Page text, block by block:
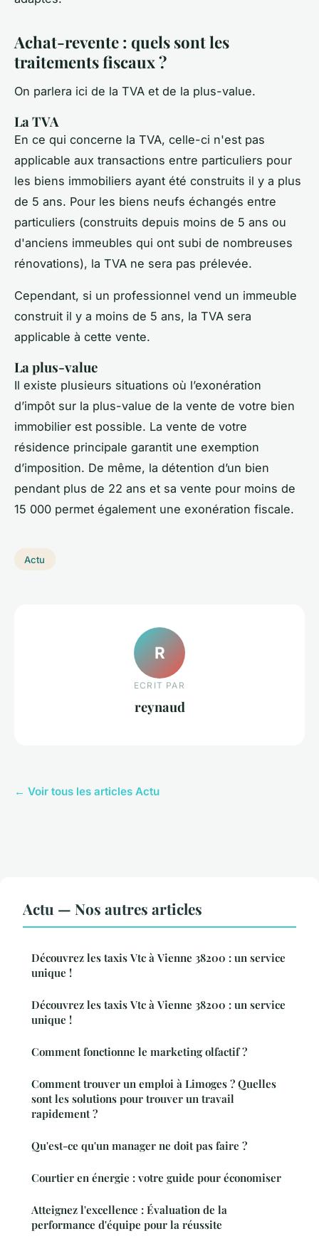
Achat-revente : quels sont les
traitements fiscaux ?
On parlera ici de la TVA et de la plus-value.
La TVA
En ce qui concerne la TVA, celle-ci n'est pas
applicable aux transactions entre particuliers pour
les biens immobiliers ayant été construits il y a plus
de 5 ans. Pour les biens neufs échangés entre
particuliers (construits depuis moins de 5 ans ou
d'anciens immeubles qui ont subi de nombreuses
rénovations), la TVA ne sera pas prélevée.
Cependant, si un professionnel vend un immeuble
construit il y a moins de 5 ans, la TVA sera
applicable à cette vente.
La plus-value
Il existe plusieurs situations où l’exonération
d’impôt sur la plus-value de la vente de votre bien
immobilier est possible. La vente de votre
résidence principale garantit une exemption
d’imposition. De même, la détention d’un bien
pendant plus de 22 ans et sa vente pour moins de
15 000 permet également une exonération fiscale.
Actu
R
ECRIT PAR
reynaud
← Voir tous les articles Actu
Actu — Nos autres articles
Découvrez les taxis Vtc à Vienne 38200 : un service
unique !
Découvrez les taxis Vtc à Vienne 38200 : un service
unique !
Comment fonctionne le marketing olfactif ?
Comment trouver un emploi à Limoges ? Quelles
sont les solutions pour trouver un travail
rapidement ?
Qu'est-ce qu'un manager ne doit pas faire ?
Courtier en énergie : votre guide pour économiser
Atteignez l'excellence : Évaluation de la
performance d'équipe pour la réussite